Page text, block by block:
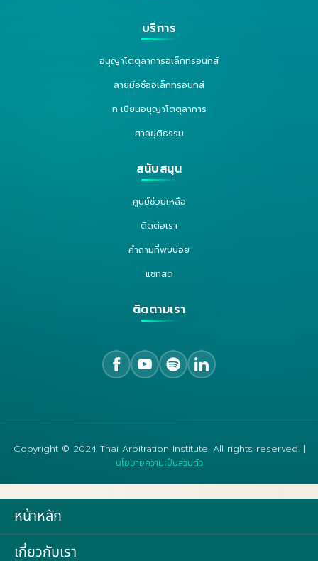
บริการ
อนุญาโตตุลาการอิเล็กทรอนิกส์
ลายมือชื่ออิเล็กทรอนิกส์
ทะเบียนอนุญาโตตุลาการ
ศาลยุติธรรม
สนับสนุน
ศูนย์ช่วยเหลือ
ติดต่อเรา
คำถามที่พบบ่อย
แชทสด
ติดตามเรา
Copyright © 2024 Thai Arbitration Institute. All rights reserved. |
นโยบายความเป็นส่วนตัว
หน้าหลัก
เกี่ยวกับเรา